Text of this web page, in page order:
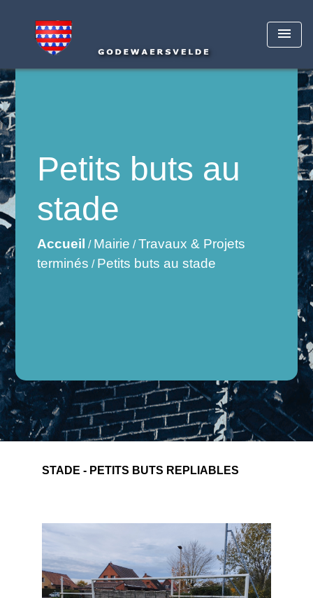
menu
Petits buts au
stade
Accueil / Mairie /Travaux & Projets
terminés / Petits buts au stade
STADE - PETITS BUTS REPLIABLES